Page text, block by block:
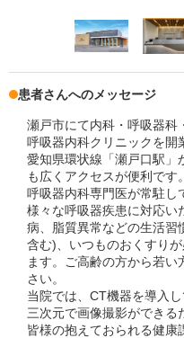
患者さんへのメッセージ
瀬戸市にて内科・呼吸器科
呼吸器内科クリニックを開
愛知県環状線「瀬戸口駅」
も広くアクセスが便利です。
呼吸器内科専門医が常駐し
様々な呼吸器疾患に対応い
病、脂質異常などの生活習
含む)、いつものおくすり
ます。ご高齢の方から若
さい。
当院では、CT機器を導入
三次元で画像撮影ができる
皆様の抱えておられる健康